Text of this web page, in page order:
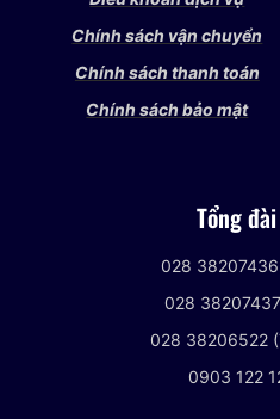
Chính sách vận chuyển
Chính sách thanh toán
Chính sách bảo mật
Tổng
028
028
028 38206522
0903 122